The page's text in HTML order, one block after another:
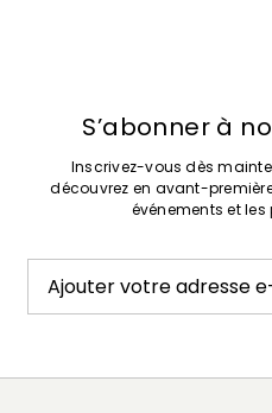
S’abonner à
Inscrivez-vous dès
découvrez en avant-
événements et
Ajouter votre adresse